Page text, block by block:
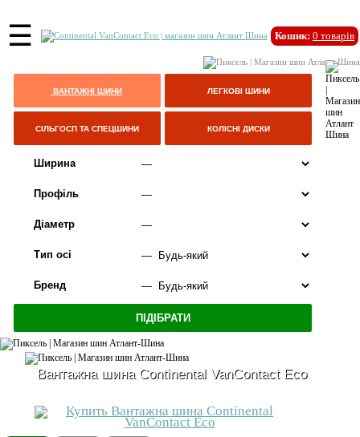
☰ Кошик: 0 товарів
ВАНТАЖНІ ШИНИ ЛЕГКОВІ ШИНИ
СІЛЬГОСП ТА СПЕЦШИНИ КОЛІСНІ ДИСКИ
Ширина
Профіль
Діаметр
Тип осі
Бренд
Вантажна шина Continental VanContact Eco